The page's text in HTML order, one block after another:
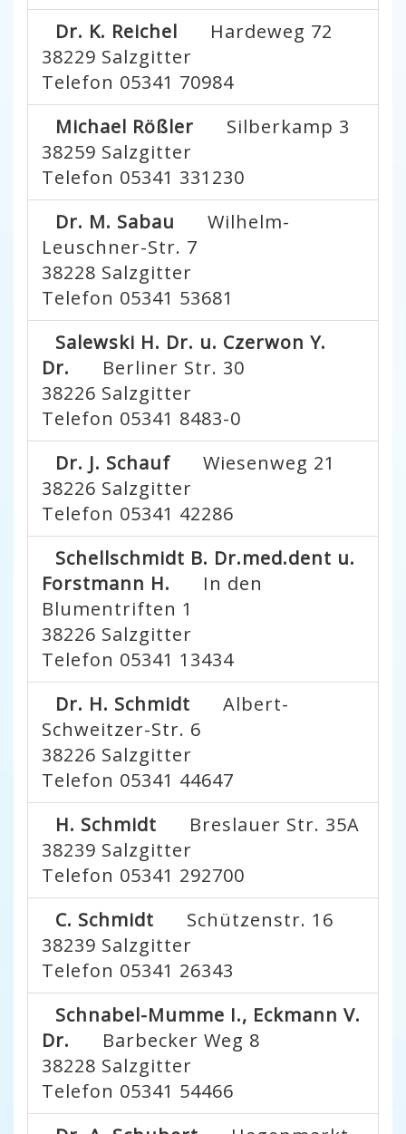
Dr. K. Reichel
Hardeweg 72
38229 Salzgitter
Telefon 05341 70984
Michael Rößler
Silberkamp 3
38259 Salzgitter
Telefon 05341 331230
Dr. M. Sabau
Wilhelm-
Leuschner-Str. 7
38228 Salzgitter
Telefon 05341 53681
Salewski H. Dr. u. Czerwon Y.
Dr.
Berliner Str. 30
38226 Salzgitter
Telefon 05341 8483-0
Dr. J. Schauf
Wiesenweg 21
38226 Salzgitter
Telefon 05341 42286
Schellschmidt B. Dr.med.dent u.
Forstmann H.
In den
Blumentriften 1
38226 Salzgitter
Telefon 05341 13434
Dr. H. Schmidt
Albert-
Schweitzer-Str. 6
38226 Salzgitter
Telefon 05341 44647
H. Schmidt
Breslauer Str. 35A
38239 Salzgitter
Telefon 05341 292700
C. Schmidt
Schützenstr. 16
38239 Salzgitter
Telefon 05341 26343
Schnabel-Mumme I., Eckmann V.
Dr.
Barbecker Weg 8
38228 Salzgitter
Telefon 05341 54466